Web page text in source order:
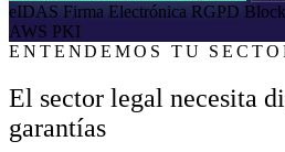
eIDAS Firma Electrónica RGPD
AWS PKI
ENTENDEMOS TU
El sector legal necesita
garantías